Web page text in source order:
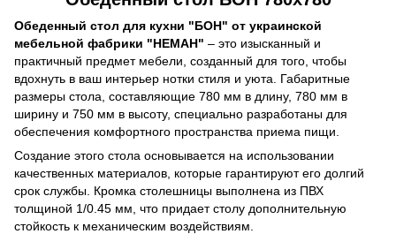
Обеденный стол для кухни "БОН" от украинской
мебельной фабрики "НЕМАН" – это изысканный и
практичный предмет мебели, созданный для того, чтобы
вдохнуть в ваш интерьер нотки стиля и уюта. Габаритные
размеры стола, составляющие 780 мм в длину, 780 мм в
ширину и 750 мм в высоту, специально разработаны для
обеспечения комфортного пространства приема пищи.
Создание этого стола основывается на использовании
качественных материалов, которые гарантируют его долгий
срок службы. Кромка столешницы выполнена из ПВХ
толщиной 1/0.45 мм, что придает столу дополнительную
стойкость к механическим воздействиям.